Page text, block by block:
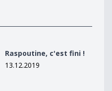
!
Raspoutine, c'est fini !
13.12.2019